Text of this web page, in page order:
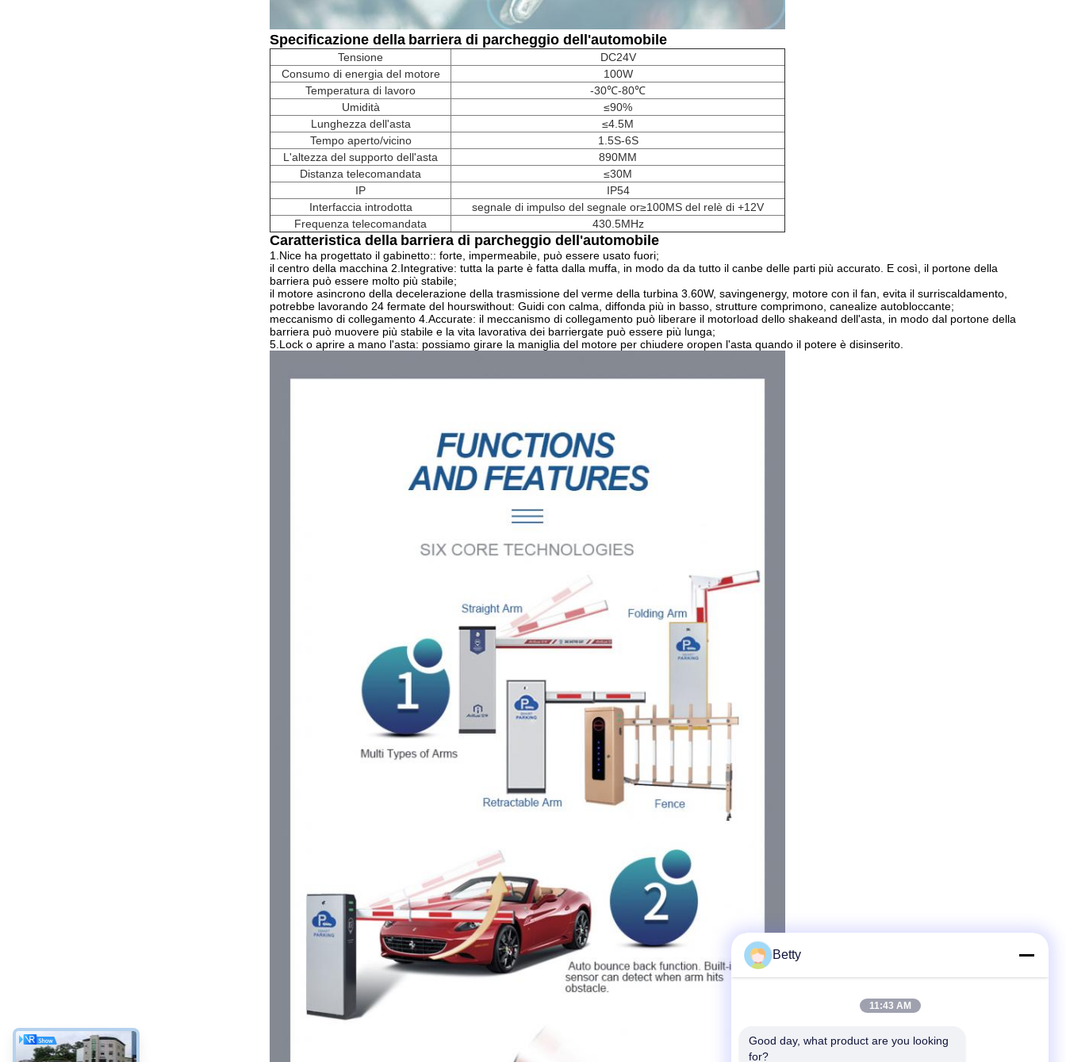
Specificazione della barriera di parcheggio dell'automobile
Tensione
DC24V
Consumo di energia del motore
100W
Temperatura di lavoro
-30℃-80℃
Umidità
≤90%
Lunghezza dell'asta
≤4.5M
Tempo aperto/vicino
1.5S-6S
L'altezza del supporto dell'asta
890MM
Distanza telecomandata
≤30M
IP
IP54
Interfaccia introdotta
segnale di impulso del segnale or≥100MS del relè di +12V
Frequenza telecomandata
430.5MHz
Caratteristica della barriera di parcheggio dell'automobile
1.Nice ha progettato il gabinetto:: forte, impermeabile, può essere usato fuori;
il centro della macchina 2.Integrative: tutta la parte è fatta dalla muffa, in modo da da tutto il canbe delle parti più accurato. E così, il portone della
barriera può essere molto più stabile;
il motore asincrono della decelerazione della trasmissione del verme della turbina 3.60W, savingenergy, motore con il fan, evita il surriscaldamento,
potrebbe lavorando 24 fermate del hourswithout: Guidi con calma, diffonda più in basso, strutture comprimono, canealize autobloccante;
meccanismo di collegamento 4.Accurate: il meccanismo di collegamento può liberare il motorload dello shakeand dell'asta, in modo dal portone della
barriera può muovere più stabile e la vita lavorativa dei barriergate può essere più lunga;
5.Lock o aprire a mano l'asta: possiamo girare la maniglia del motore per chiudere oropen l'asta quando il potere è disinserito.
Betty
11:43 AM
Good day, what product are you looking
for?